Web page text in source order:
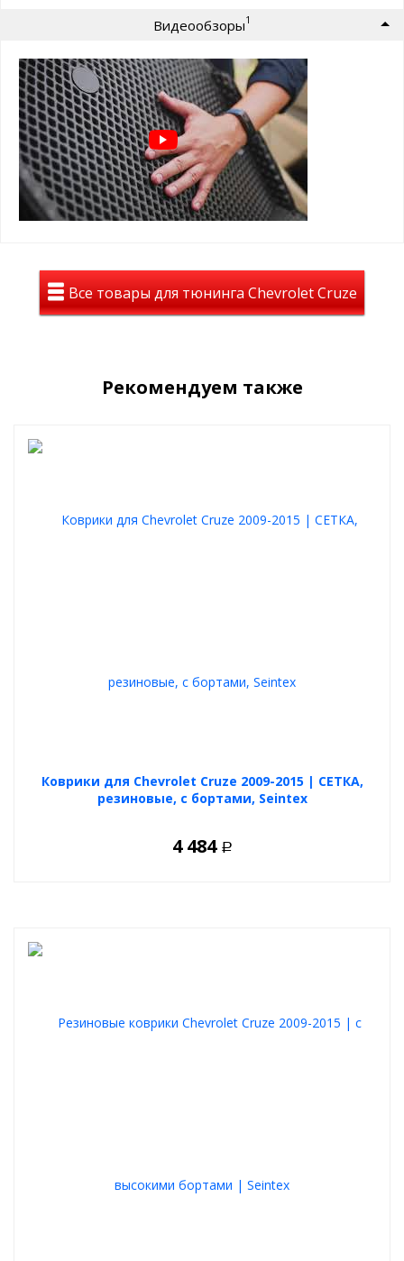
соты, благодаря чему попадая в ячейки вода,
песок, пыль и грязь задерживаются и не
разлетаются по салону
⊕ износостойки, легко чистятся и моются,
просты в уходе
3D EVA ковры с бортами на
Chevrolet Cruze 2009-2015
экологичны и практичны
вашим авто
лучшие лекала от завода
долговечность, ПРЕМИАЛЬНЫЙ вид ,
Видеообзоры1
Все товары для тюнинга Chevrolet Cruze
Рекомендуем также
Коврики для Chevrolet Cruze 2009-2015 | СЕТКА,
резиновые, с бортами, Seintex
4 484 Р